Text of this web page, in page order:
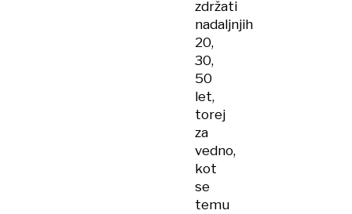
zdržati
nadaljnjih
20,
30,
50
let,
torej
za
vedno,
kot
se
temu